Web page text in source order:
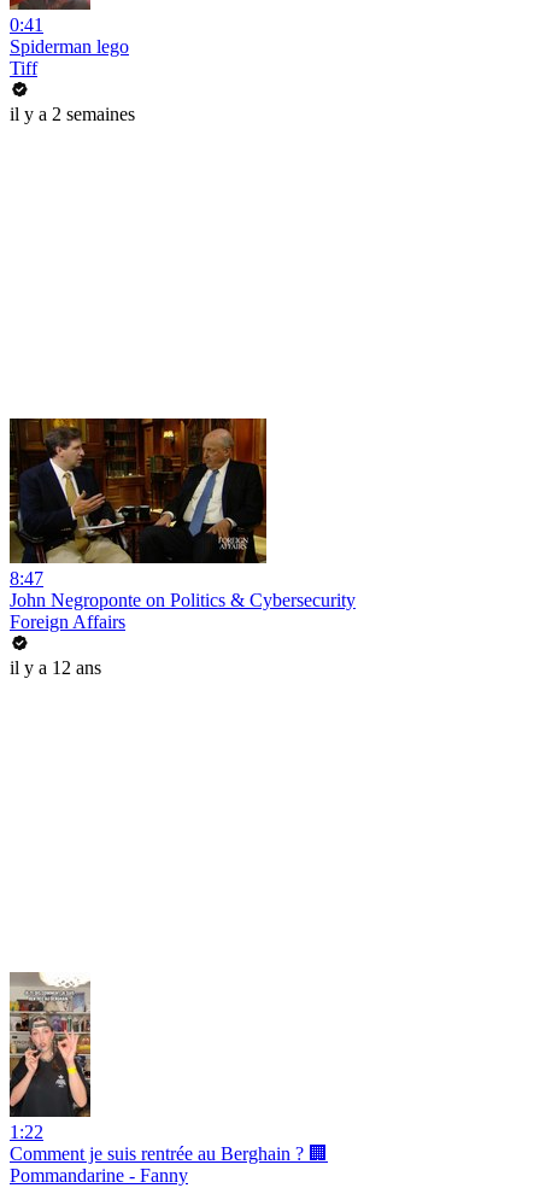
0:41
Spiderman lego
Tiff
il y a 2 semaines
8:47
John Negroponte on Politics & Cybersecurity
Foreign Affairs
il y a 12 ans
1:22
Comment je suis rentrée au Berghain ? 🏢
Pommandarine - Fanny